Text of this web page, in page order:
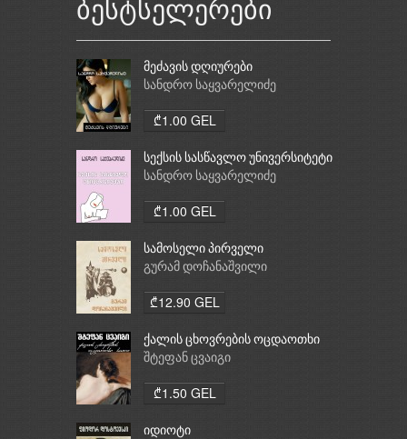
ბესტსელერები
მეძავის დღიურები
სანდრო საყვარელიძე
₾1.00 GEL
სექსის სასწავლო უნივერსიტეტი
სანდრო საყვარელიძე
₾1.00 GEL
სამოსელი პირველი
გურამ დოჩანაშვილი
₾12.90 GEL
ქალის ცხოვრების ოცდაოთხი
საათი
შტეფან ცვაიგი
₾1.50 GEL
იდიოტი